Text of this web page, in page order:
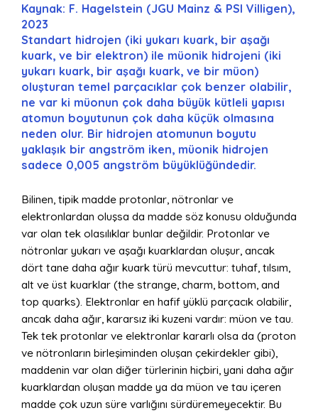
Kaynak: F. Hagelstein (JGU Mainz & PSI Villigen),
2023
Standart hidrojen (iki yukarı kuark, bir aşağı
kuark, ve bir elektron) ile müonik hidrojeni (iki
yukarı kuark, bir aşağı kuark, ve bir müon)
oluşturan temel parçacıklar çok benzer olabilir,
ne var ki müonun çok daha büyük kütleli yapısı
atomun boyutunun çok daha küçük olmasına
neden olur. Bir hidrojen atomunun boyutu
yaklaşık bir angström iken, müonik hidrojen
sadece 0,005 angström büyüklüğündedir.
Bilinen, tipik madde protonlar, nötronlar ve
elektronlardan oluşsa da madde söz konusu olduğunda
var olan tek olasılıklar bunlar değildir. Protonlar ve
nötronlar yukarı ve aşağı kuarklardan oluşur, ancak
dört tane daha ağır kuark türü mevcuttur: tuhaf, tılsım,
alt ve üst kuarklar (the strange, charm, bottom, and
top quarks). Elektronlar en hafif yüklü parçacık olabilir,
ancak daha ağır, kararsız iki kuzeni vardır: müon ve tau.
Tek tek protonlar ve elektronlar kararlı olsa da (proton
ve nötronların birleşiminden oluşan çekirdekler gibi),
maddenin var olan diğer türlerinin hiçbiri, yani daha ağır
kuarklardan oluşan madde ya da müon ve tau içeren
madde çok uzun süre varlığını sürdüremeyecektir. Bu